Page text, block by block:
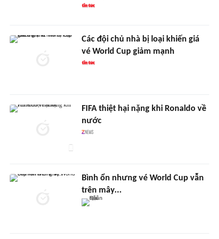
Các đội chủ nhà bị loại khiến giá
vé World Cup giảm mạnh
FIFA thiệt hại nặng khi Ronaldo về
nước
Bình ổn nhưng vé World Cup vẫn
trên mây...